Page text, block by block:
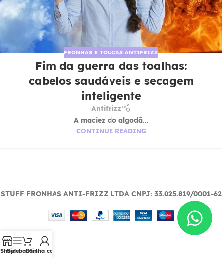
FRONHAS E TOUCAS ANTIFRIZZ
Fim da guerra das toalhas:
cabelos saudáveis e secagem
inteligente
Antifrizz
A maciez do algodã...
CONTINUE READING
STUFF FRONHAS ANTI-FRIZZ LTDA CNPJ: 33.025.819/0001-62
ShopSidebarCart
Minha conta